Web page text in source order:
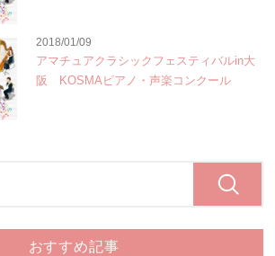
2018/01/09
アマチュアクラシックフェスティバルin大
阪 KOSMAピアノ・声楽コンクール
おすすめ記事